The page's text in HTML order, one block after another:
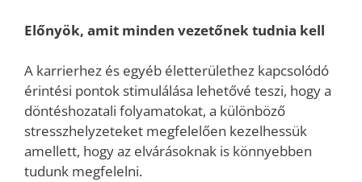
Előnyök, amit minden vezetőnek tudnia kell
A karrierhez és egyéb életterülethez kapcsolódó
érintési pontok stimulálása lehetővé teszi, hogy a
döntéshozatali folyamatokat, a különböző
stresszhelyzeteket megfelelően kezelhessük
amellett, hogy az elvárásoknak is könnyebben
tudunk megfelelni.